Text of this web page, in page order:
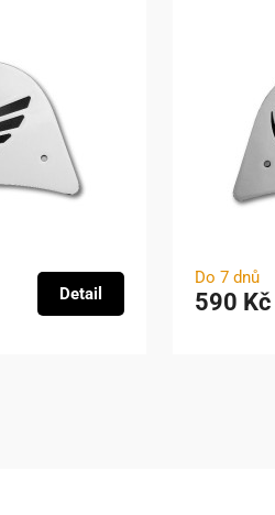
Detail
Do 7 dnů
590 Kč